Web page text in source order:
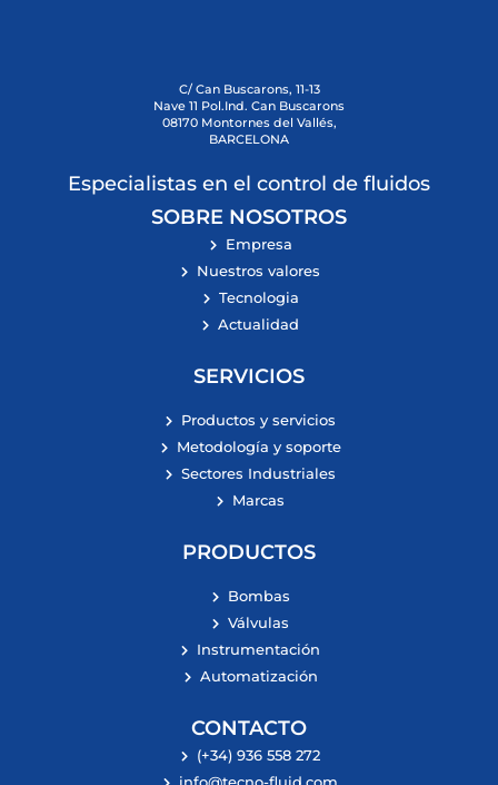
C/ Can Buscarons, 11-13
Nave 11 Pol.Ind. Can Buscarons
08170 Montornes del Vallés,
BARCELONA
Especialistas en el control de fluidos
SOBRE NOSOTROS
Empresa
Nuestros valores
Tecnologia
Actualidad
SERVICIOS
Productos y servicios
Metodología y soporte
Sectores Industriales
Marcas
PRODUCTOS
Bombas
Válvulas
Instrumentación
Automatización
CONTACTO
(+34) 936 558 272